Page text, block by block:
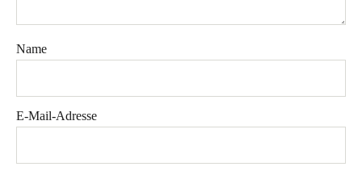
Name
E-Mail-Adresse